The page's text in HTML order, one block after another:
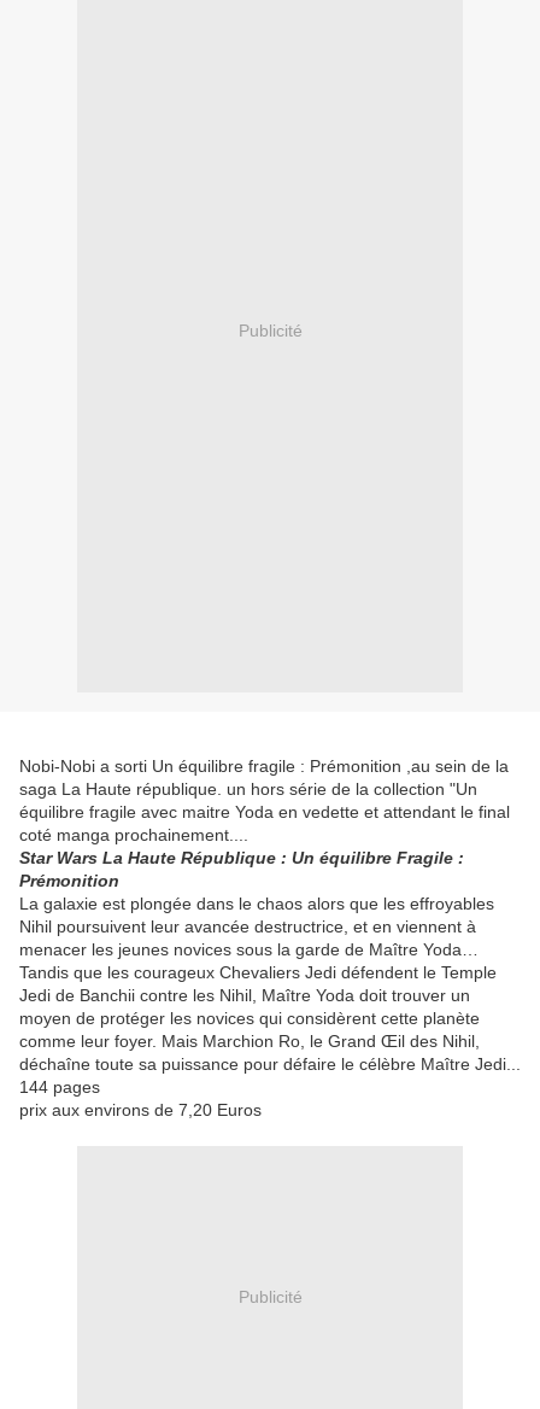
Publicité
Nobi-Nobi a sorti Un équilibre fragile : Prémonition ,au sein de la
saga La Haute république. un hors série de la collection "Un
équilibre fragile avec maitre Yoda en vedette et attendant le final
coté manga prochainement....
Star Wars La Haute République : Un équilibre Fragile :
Prémonition
La galaxie est plongée dans le chaos alors que les effroyables
Nihil poursuivent leur avancée destructrice, et en viennent à
menacer les jeunes novices sous la garde de Maître Yoda…
Tandis que les courageux Chevaliers Jedi défendent le Temple
Jedi de Banchii contre les Nihil, Maître Yoda doit trouver un
moyen de protéger les novices qui considèrent cette planète
comme leur foyer. Mais Marchion Ro, le Grand Œil des Nihil,
déchaîne toute sa puissance pour défaire le célèbre Maître Jedi...
144 pages
prix aux environs de 7,20 Euros
Publicité